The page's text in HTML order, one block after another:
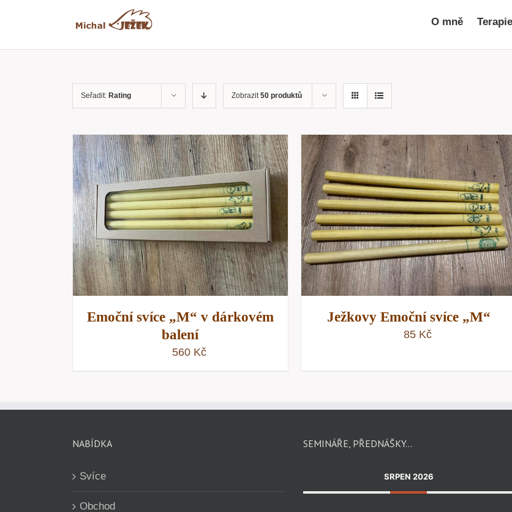
O mně Terapie
Seřadit: Rating Zobrazit50 produktů
Emoční svíce „M“ v dárkovém
balení
560 Kč
PŘIDAT DO KOŠÍKU /
RYCHLÝ
NÁHLED
Ježkovy Emoční svíce „M“
85 Kč
NABÍDKA
Svíce
Obchod
SEMINÁŘE, PŘEDNÁŠKY…
SRPEN 2026